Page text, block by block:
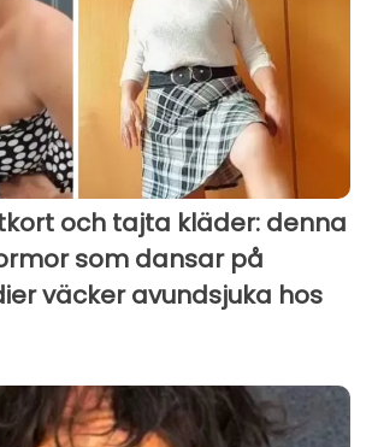
och tajta kläder: denna
som dansar på
väcker avundsjuka hos